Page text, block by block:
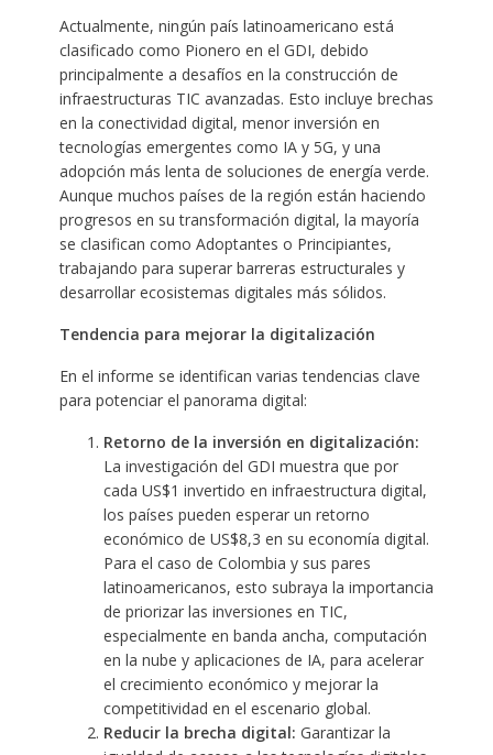
Actualmente, ningún país latinoamericano está
clasificado como Pionero en el GDI, debido
principalmente a desafíos en la construcción de
infraestructuras TIC avanzadas. Esto incluye brechas
en la conectividad digital, menor inversión en
tecnologías emergentes como IA y 5G, y una
adopción más lenta de soluciones de energía verde.
Aunque muchos países de la región están haciendo
progresos en su transformación digital, la mayoría
se clasifican como Adoptantes o Principiantes,
trabajando para superar barreras estructurales y
desarrollar ecosistemas digitales más sólidos.
Tendencia para mejorar la digitalización
En el informe se identifican varias tendencias clave
para potenciar el panorama digital:
Retorno de la inversión en digitalización:
La investigación del GDI muestra que por
cada US$1 invertido en infraestructura digital,
los países pueden esperar un retorno
económico de US$8,3 en su economía digital.
Para el caso de Colombia y sus pares
latinoamericanos, esto subraya la importancia
de priorizar las inversiones en TIC,
especialmente en banda ancha, computación
en la nube y aplicaciones de IA, para acelerar
el crecimiento económico y mejorar la
competitividad en el escenario global.
Reducir la brecha digital: Garantizar la